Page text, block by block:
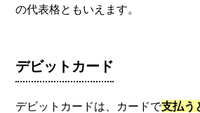
の代表格ともいえます。
デビットカード
デビットカードは、カードで支払う